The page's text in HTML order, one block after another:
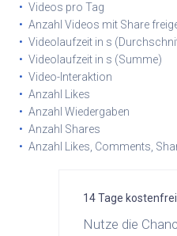
Videos pro Tag
Anzahl Videos mit Share
Videolaufzeit in s
Videolaufzeit in s (Summe)
Video-Interaktion
Anzahl Likes
Anzahl Wiedergaben
Anzahl Shares
Anzahl Likes, Comments,
14 Tage
Nutze die